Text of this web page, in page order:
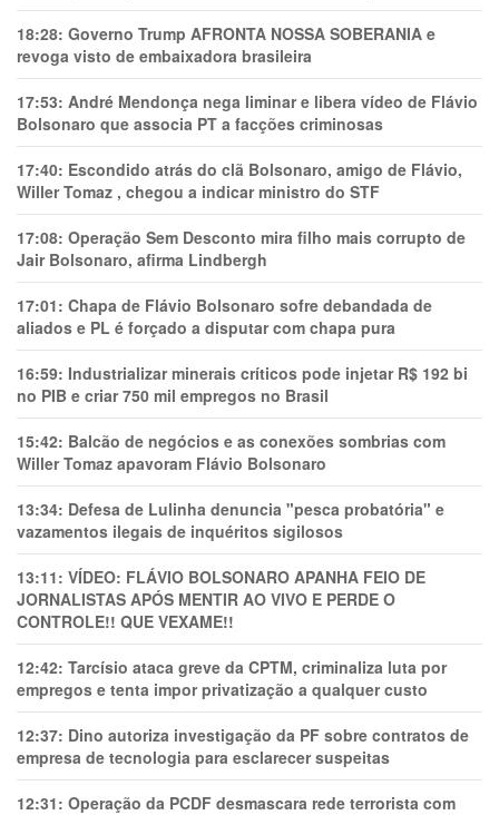
18:28: Governo Trump AFRONTA NOSSA SOBERANIA e
revoga visto de embaixadora brasileira
17:53: André Mendonça nega liminar e libera vídeo de Flávio
Bolsonaro que associa PT a facções criminosas
17:40: Escondido atrás do clã Bolsonaro, amigo de Flávio,
Willer Tomaz , chegou a indicar ministro do STF
17:08: Operação Sem Desconto mira filho mais corrupto de
Jair Bolsonaro, afirma Lindbergh
17:01: Chapa de Flávio Bolsonaro sofre debandada de
aliados e PL é forçado a disputar com chapa pura
16:59: Industrializar minerais críticos pode injetar R$ 192 bi
no PIB e criar 750 mil empregos no Brasil
15:42: Balcão de negócios e as conexões sombrias com
Willer Tomaz apavoram Flávio Bolsonaro
13:34: Defesa de Lulinha denuncia "pesca probatória" e
vazamentos ilegais de inquéritos sigilosos
13:11: VÍDEO: FLÁVIO BOLSONARO APANHA FEIO DE
JORNALISTAS APÓS MENTIR AO VIVO E PERDE O
CONTROLE!! QUE VEXAME!!
12:42: Tarcísio ataca greve da CPTM, criminaliza luta por
empregos e tenta impor privatização a qualquer custo
12:37: Dino autoriza investigação da PF sobre contratos de
empresa de tecnologia para esclarecer suspeitas
12:31: Operação da PCDF desmascara rede terrorista com